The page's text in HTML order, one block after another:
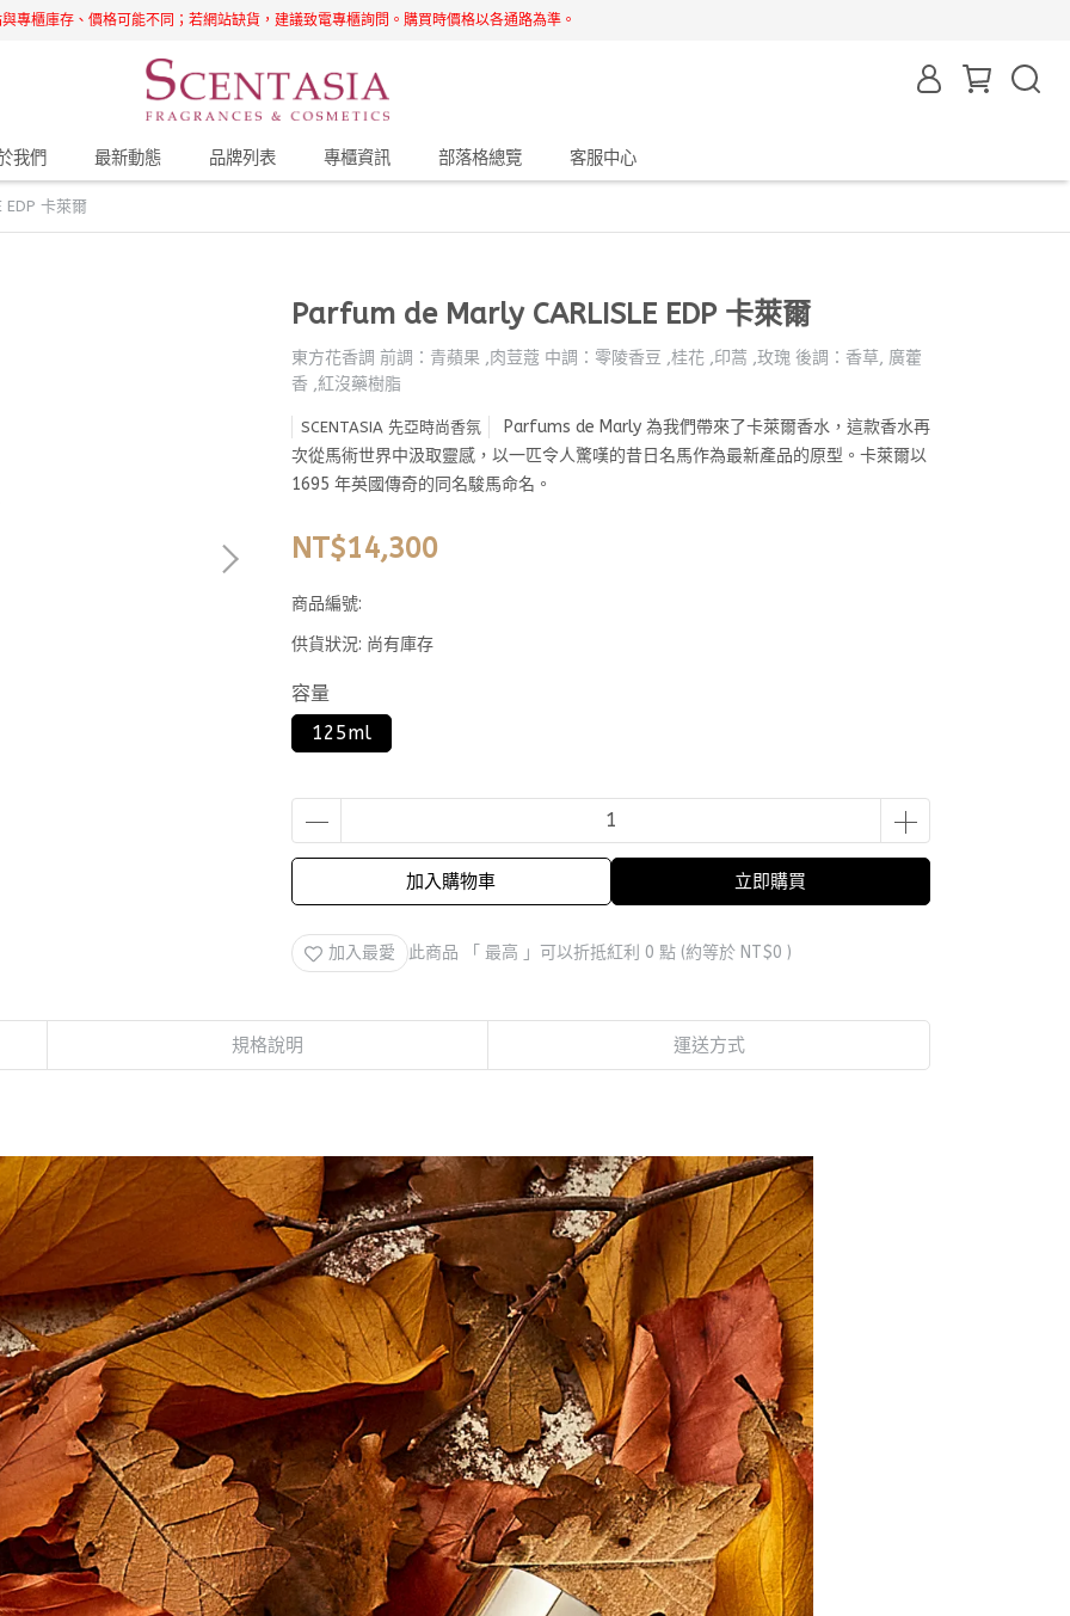
專櫃庫存、價格可能不同；若網站缺貨，建議致電專櫃詢問。購買時價格以各通路為準。
我們 最新動態 品牌列表 專櫃資訊 部落格總覽 客服中心
卡萊爾
Parfum de Marly CARLISLE EDP 卡萊爾
東方花香調 前調：青蘋果 ,肉荳蔻 中調：零陵香豆 ,桂花 ,印蒿 ,玫瑰 後調：香草, 廣藿
香 ,紅沒藥樹脂
SCENTASIA 先亞時尚香氛
Parfums de Marly 為我們帶來了卡萊爾香水，這款香水再
次從馬術世界中汲取靈感，以一匹令人驚嘆的昔日名馬作為最新產品的原型。卡萊爾以
1695 年英國傳奇的同名駿馬命名。
NT$14,300
商品編號:
供貨狀況: 尚有庫存
容量
125ml
加入購物車 立即購買
加入最愛 此商品 「 最高 」可以折抵紅利 0 點 (約等於 NT$0 )
規格說明 運送方式